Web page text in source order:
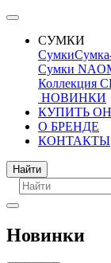
СУМКИ
Сумки
Сумки
Коллекция
НОВИНКИ
КУПИТЬ
О БРЕНДЕ
КОНТАКТЫ
Поиск
Найти
Новинки